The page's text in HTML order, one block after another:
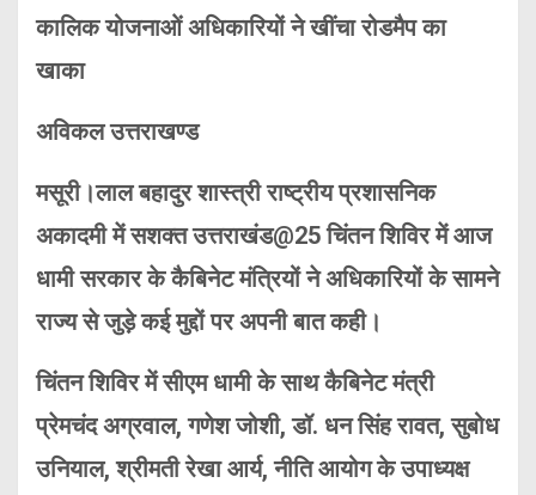
कालिक योजनाओं अधिकारियों ने खींचा रोडमैप का
खाका
अविकल उत्तराखण्ड
मसूरी।लाल बहादुर शास्त्री राष्ट्रीय प्रशासनिक
अकादमी में सशक्त उत्तराखंड@25 चिंतन शिविर में आज
धामी सरकार के कैबिनेट मंत्रियों ने अधिकारियों के सामने
राज्य से जुड़े कई मुद्दों पर अपनी बात कही।
चिंतन शिविर में सीएम धामी के साथ कैबिनेट मंत्री
प्रेमचंद अग्रवाल, गणेश जोशी, डॉ. धन सिंह रावत, सुबोध
उनियाल, श्रीमती रेखा आर्य, नीति आयोग के उपाध्यक्ष